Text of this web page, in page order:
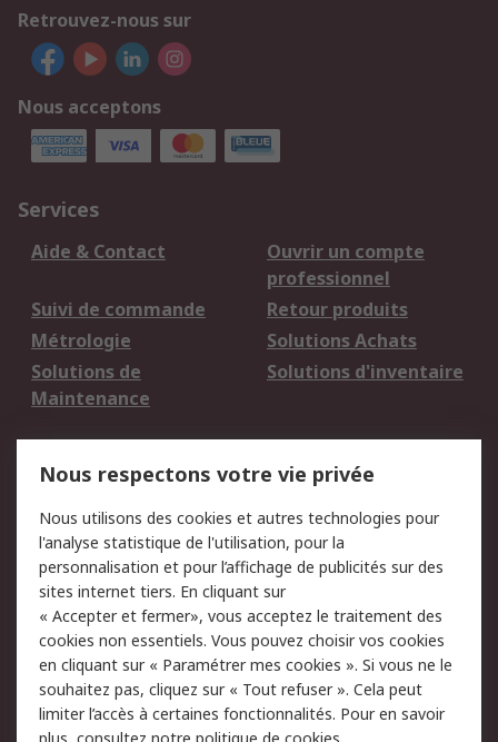
Retrouvez-nous sur
Nous acceptons
Services
Aide & Contact
Ouvrir un compte
professionnel
Suivi de commande
Retour produits
Métrologie
Solutions Achats
Solutions de
Maintenance
Solutions d'inventaire
du site
Politique de protection
des données - Mise à
jour
Sécurité des E-mails
Conditions générales
de vente
Politique anti-
corruption
Campagnes marketing
Nous respectons votre vie privée
Nous utilisons des cookies et autres technologies pour
l'analyse statistique de l'utilisation, pour la
personnalisation et pour l’affichage de publicités sur des
sites internet tiers. En cliquant sur
« Accepter et fermer», vous acceptez le traitement des
cookies non essentiels. Vous pouvez choisir vos cookies
en cliquant sur « Paramétrer mes cookies ». Si vous ne le
souhaitez pas, cliquez sur « Tout refuser ». Cela peut
limiter l’accès à certaines fonctionnalités. Pour en savoir